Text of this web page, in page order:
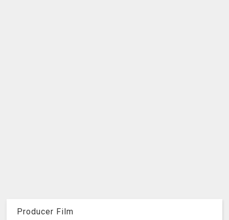
Producer Film